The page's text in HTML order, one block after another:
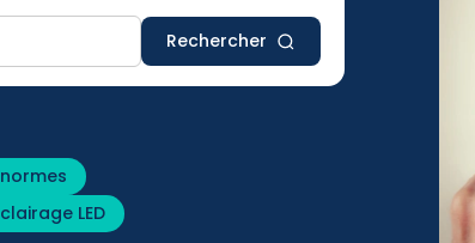
Rechercher
LED